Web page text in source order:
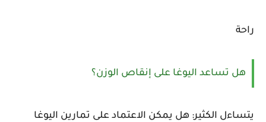
راحة
هل تساعد اليوغا على إنقاص الوزن؟
يتساءل الكثير: هل يمكن الاعتماد على تمارين اليوغا